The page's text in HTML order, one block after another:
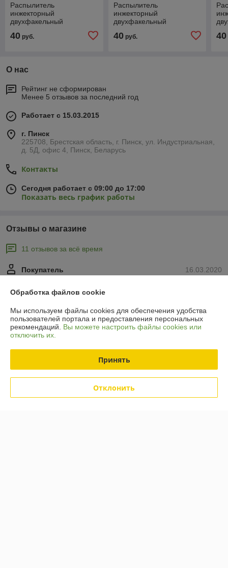
Распылитель
инжекторный
двухфакельный
03DK8MS08C2 Agroplast,
40 руб.
Распылитель
инжекторный
двухфакельный
04DK8MS08C2 Agroplast,
40руб. 40
О нас
Рейтинг не сформирован
Менее 5 отзывов за последний год
Работает с 15.03.2015
г. Пинск
225708, Брестская область, г. Пинск, ул. Индустриальная,
д. 5Д, офис 4, Пинск, Беларусь
Контакты
Сегодня работает с 09:00 до 17:00
Показать весь график работы
Отзывы о магазине
11 отзывов за всё время
16.03.2020
Покупатель
Покупатель
Отлично
Показать все отзывы
Обработка файлов cookie
Мы используем файлы cookies для обеспечения удобства
пользователей портала и предоставления персональных
рекомендаций. Вы можете настроить файлы cookies или
отключить их.
Принять
Отклонить